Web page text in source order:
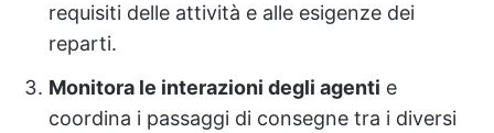
requisiti delle attività e alle esigenze dei
reparti.
Monitora le interazioni degli agenti e
coordina i passaggi di consegne tra i diversi